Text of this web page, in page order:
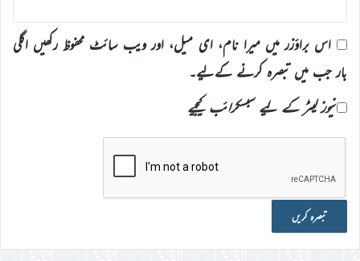
اس براؤزر میں میرا نام، ای میل، اور ویب سائٹ محفوظ رکھیں اگلی
بار جب میں تبصرہ کرنے کےلیے۔
نیوز لیٹر کے لیے سبسکرائب کیجیے